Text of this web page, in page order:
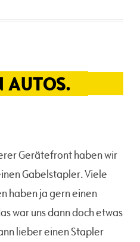
AUTOS.
Gerätefront haben wir
Gabelstapler. Viele
haben ja gern einen
war uns dann doch etwas
lieber einen Stapler